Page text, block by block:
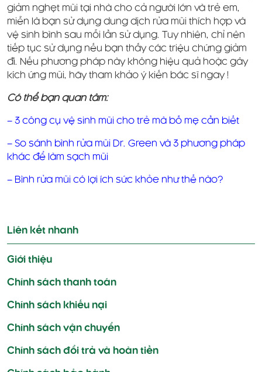
giảm nghẹt mũi tại nhà cho cả người lớn và trẻ em,
miễn là bạn sử dụng dung dịch rửa mũi thích hợp và
vệ sinh bình sau mỗi lần sử dụng. Tuy nhiên, chỉ nên
tiếp tục sử dụng nếu bạn thấy các triệu chứng giảm
đi. Nếu phương pháp này không hiệu quả hoặc gây
kích ứng mũi, hãy tham khảo ý kiến bác sĩ ngay !
Có thể bạn quan tâm:
– 3 công cụ vệ sinh mũi cho trẻ mà bố mẹ cần biết
– So sánh bình rửa mũi Dr. Green và 3 phương pháp
khác để làm sạch mũi
– Bình rửa mũi có lợi ích sức khỏe như thế nào?
hướng
bài
viết
Liên kết nhanh
Giới thiệu
Chính sách thanh toán
Chính sách khiếu nại
Chính sách vận chuyển
Chính sách đổi trả và hoàn tiền